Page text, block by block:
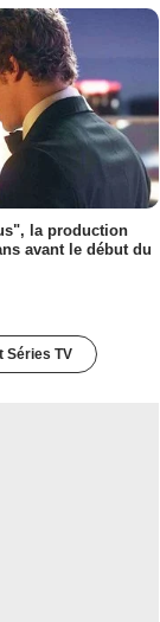
la production
avant le début du
Séries TV